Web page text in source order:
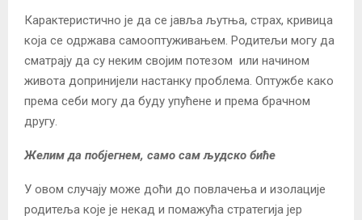
Карактеристично је да се јавља љутња, страх, кривица
која се одржава самооптуживањем. Родитељи могу да
сматрају да су неким својим потезом или начином
живота допринијели настанку проблема. Оптужбе како
према себи могу да буду упућене и према брачном
другу.
Желим да побјегнем, само сам људско биће
У овом случају може доћи до повлачења и изолације
родитеља које је некад и помажућа стратегија јер